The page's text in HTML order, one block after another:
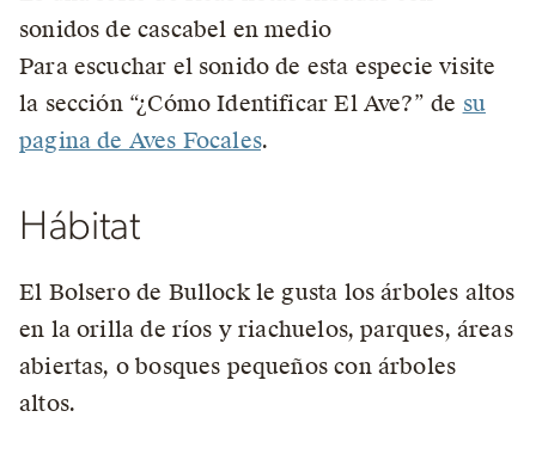
sonidos de cascabel en medio
Para escuchar el sonido de esta especie visite
la sección “¿Cómo Identificar El Ave?” de su
pagina de Aves Focales.
Hábitat
El Bolsero de Bullock le gusta los árboles altos
en la orilla de ríos y riachuelos, parques, áreas
abiertas, o bosques pequeños con árboles
altos.